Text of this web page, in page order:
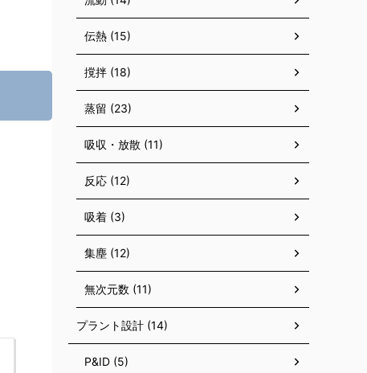
伝熱 (15)
撹拌 (18)
蒸留 (23)
吸収・放散 (11)
反応 (12)
吸着 (3)
集塵 (12)
無次元数 (11)
プラント設計 (14)
P&ID (5)